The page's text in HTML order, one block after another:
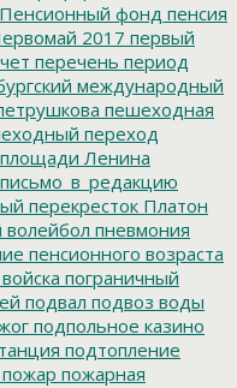
Пенсионный фонд пенсия
2017 первый
перечень период
международный
пешеходная
переход
Ленина
письмо_в_редакцию
перекресток Платон
пневмония
пенсионного возраста
пограничный
подвал подвоз воды
подпольное казино
подтопление
пожар пожарная